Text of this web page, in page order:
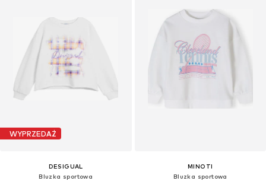
WYPRZEDAŻ
DESIGUAL
Bluzka sportowa
MINOTI
Bluzka sportowa